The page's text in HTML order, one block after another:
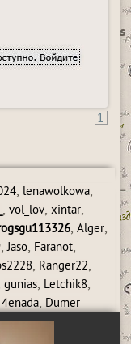
1
, lenawolkowa,
,vol_lov,xintar,
, Alger,
,Jaso, Faranot,
, Ranger22,
gunias, Letchik8,
4enada, Dumer